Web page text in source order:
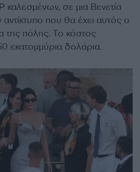
καλεσμένων, σε μια Βενετία
αντίκτυπο που θα έχει αυτός ο
της πόλης. Το κόστος
εκατομμύρια δολάρια.